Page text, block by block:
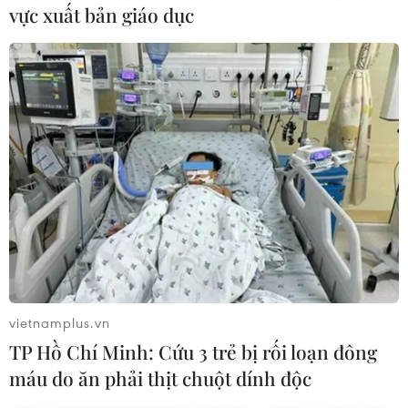
bánh của Trung Quốc
sang khu vực Đông Nam Á
tăng vọt
Trong ba tháng đầu năm 2026, giá trị xuất khẩu
xe điện hai bánh của Trung Quốc sang các thị
trường Myanmar, Lào và Campuchia đã tăng lần
lượt 617,5%; 25,7% và 34,2% so với cùng kỳ năm
ngoái.
(TTXVN/Vietnam+)
vực xuất bản giáo dục
vietnamplus.vn
TP Hồ Chí Minh: Cứu 3 trẻ bị rối loạn đông
máu do ăn phải thịt chuột dính độc